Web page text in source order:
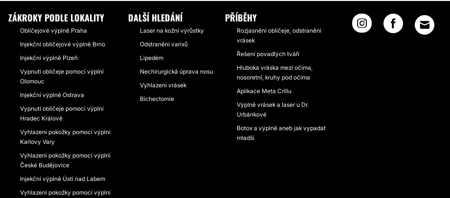
ZÁKROKY PODLE LOKALITY
Obličejové výplně Praha
Injekční obličejové výplně Brno
Injekční výplně Plzeň
Vypnutí obličeje pomocí výplní
Olomouc
Injekční výplně Ostrava
Vypnutí obličeje pomocí výplní
Hradec Králové
Vyhlazení pokožky pomocí výplní
Karlovy Vary
Vyhlazení pokožky pomocí výplní
České Budějovice
Injekční výplně Ústí nad Labem
Vyhlazení pokožky pomocí výplní
DALŠÍ HLEDÁNÍ
Laser na kožní výrůstky
Odstranění varixů
Lipedém
Nechirurgická úprava nosu
Vyhlazení vrásek
Bichectomie
PŘÍBĚHY
Rozjasnění obličeje, odstranění
vrásek
Řešení povadlých tváří
Hluboka vráska mezi očima,
nosoretní, kruhy pod očima
Aplikace Meta Crillu
Výplně vrásek a laser u Dr.
Urbánkové
Botox a výplně aneb jak vypadat
mladší